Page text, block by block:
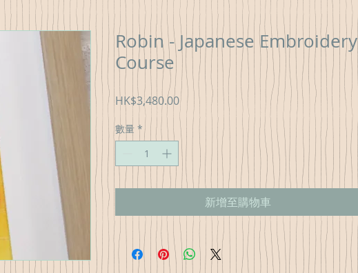
Robin - Japanese Embroidery
Course
HK$3,480.00價
格
數量 *
新增至購物車